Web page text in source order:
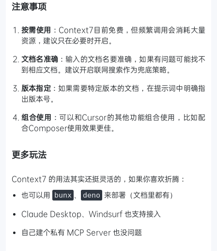
注意事项
按需使用 ：Context7目前免费，但频繁调用会消耗大量
资源，建议只在必要时开启。
文档名准确 ：输入的文档名要准确，如果有问题可能找不
到相应文档。建议开启联网搜索作为兜底策略。
版本指定：如果需要特定版本的文档，在提示词中明确指
出版本号。
组合使用 ：可以和Cursor的其他功能组合使用，比如配
合Composer使用效果更佳。
更多玩法
Context7 的用法其实还挺灵活的，如果你喜欢折腾：
也可以用
bunx 、 deno 来部署（文档里都有）
Claude Desktop、Windsurf 也支持接入
自己建个私有 MCP Server 也没问题